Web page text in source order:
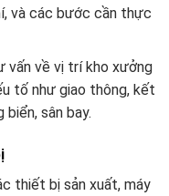
và các bước cần thực
vấn về vị trí kho xưởng
tố như giao thông, kết
sân bay.
thiết bị sản xuất, máy